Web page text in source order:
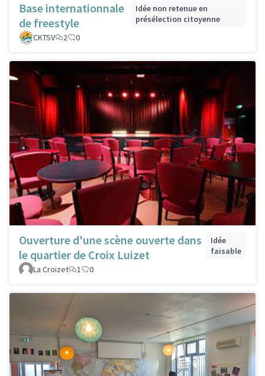
Base internationnale
de freestyle
Idée non retenue en
présélection citoyenne
CKTSV
2 0
Ouverture d'une scène ouverte dans
le quartier de Croix Luizet
Idée
faisable
La Croizet
1 0